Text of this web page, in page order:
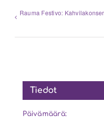
Rauma Festivo:
Tiedot
Päivämäärä: